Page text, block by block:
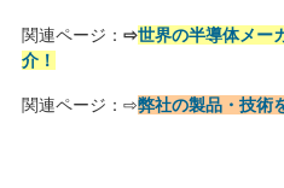
関連ページ： ⇨世界の半導体メー
介！
関連ページ：⇨弊社の製品・技術